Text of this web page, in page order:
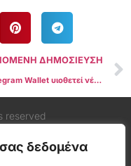
δεδομένα
ΔΗΜΟΣΙΕΥΣΗ
Το Telegram Wallet υιοθετεί νέους κανονισμούς KYC και αλλάζει πάροχο υπηρεσιών
reserved